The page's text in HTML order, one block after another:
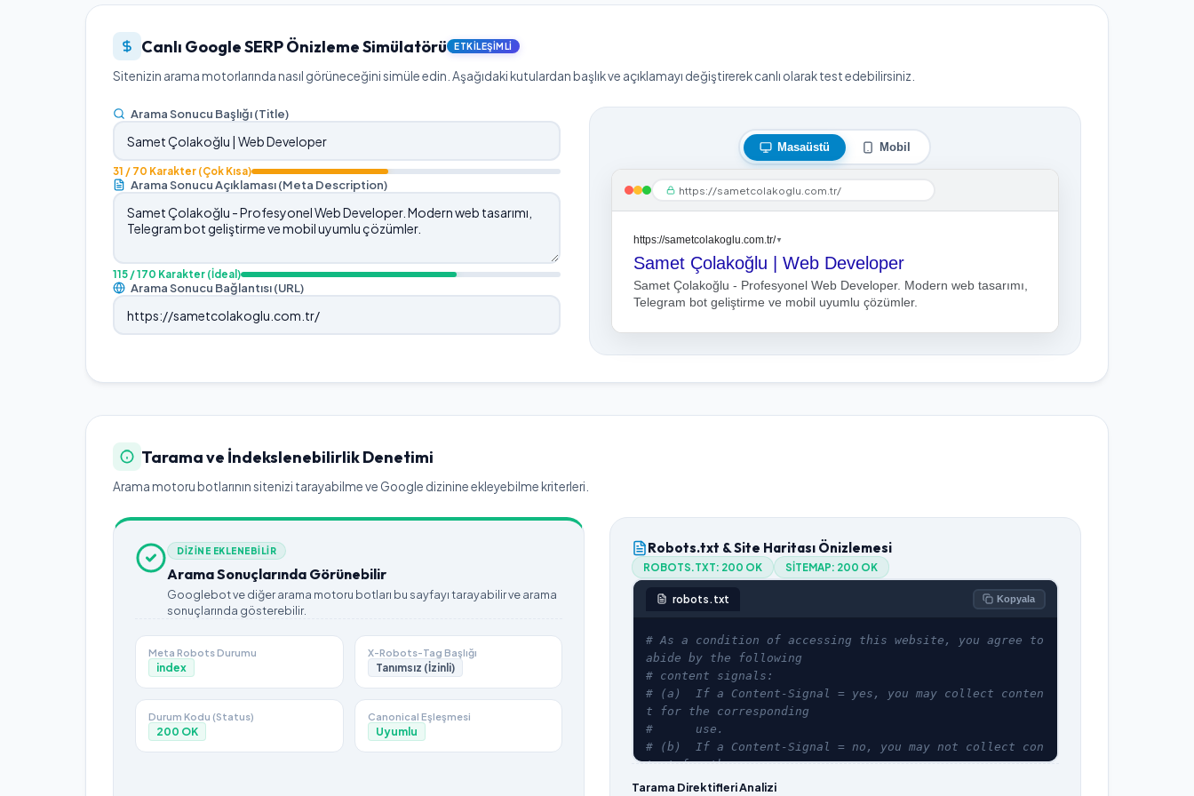
Canlı Google SERP Önizleme Simülatörü ETKILEŞIMLI
Sitenizin arama motorlarında nasıl görüneceğini simüle edin. Aşağıdaki kutulardan başlık ve açıklamayı değiştirerek canlı olarak test edebilirsiniz.
Arama Sonucu Başlığı (Title)
31 / 70 Karakter (Çok Kısa)
Arama Sonucu Açıklaması (Meta Description)
115 / 170 Karakter (İdeal)
Arama Sonucu Bağlantısı (URL)
Masaüstü Mobil
https://sametcolakoglu.com.tr/
https://sametcolakoglu.com.tr/▼
Samet Çolakoğlu | Web Developer
Samet Çolakoğlu - Profesyonel Web Developer. Modern web tasarımı,
Telegram bot geliştirme ve mobil uyumlu çözümler.
Tarama ve İndekslenebilirlik Denetimi
Arama motoru botlarının sitenizi tarayabilme ve Google dizinine ekleyebilme kriterleri.
DİZİNE EKLENEBİLİR
Arama Sonuçlarında Görünebilir
Googlebot ve diğer arama motoru botları bu sayfayı tarayabilir ve arama
sonuçlarında gösterebilir.
Meta Robots Durumu
index
X-Robots-Tag Başlığı
Tanımsız (İzinli)
Durum Kodu (Status)
200 OK
Canonical Eşleşmesi
Uyumlu
Robots.txt & Site Haritası Önizlemesi
ROBOTS.TXT: 200 OK SITEMAP: 200 OK
robots.txt Kopyala
# As a condition of accessing this website, you agree to
abide by the following
# content signals:
# (a)  If a Content-Signal = yes, you may collect conten
t for the corresponding
#      use.
# (b)  If a Content-Signal = no, you may not collect con
tent for the
#      corresponding use.
Tarama Direktifleri Analizi